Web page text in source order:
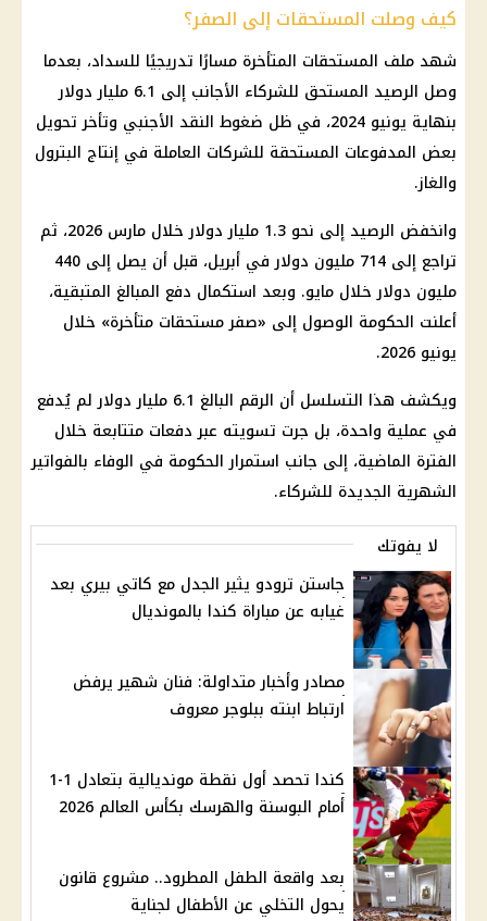
كيف وصلت المستحقات إلى الصفر؟
شهد ملف المستحقات المتأخرة مسارًا تدريجيًا للسداد، بعدما
وصل الرصيد المستحق للشركاء الأجانب إلى 6.1 مليار دولار
بنهاية يونيو 2024، في ظل ضغوط النقد الأجنبي وتأخر تحويل
بعض المدفوعات المستحقة للشركات العاملة في إنتاج البترول
والغاز.
وانخفض الرصيد إلى نحو 1.3 مليار دولار خلال مارس 2026، ثم
تراجع إلى 714 مليون دولار في أبريل، قبل أن يصل إلى 440
مليون دولار خلال مايو. وبعد استكمال دفع المبالغ المتبقية،
أعلنت الحكومة الوصول إلى «صفر مستحقات متأخرة» خلال
يونيو 2026.
ويكشف هذا التسلسل أن الرقم البالغ 6.1 مليار دولار لم يُدفع
في عملية واحدة، بل جرت تسويته عبر دفعات متتابعة خلال
الفترة الماضية، إلى جانب استمرار الحكومة في الوفاء بالفواتير
الشهرية الجديدة للشركاء.
لا يفوتك
جاستن ترودو يثير الجدل مع كاتي بيري بعد
غيابه عن مباراة كندا بالمونديال
مصادر وأخبار متداولة: فنان شهير يرفض
ارتباط ابنته ببلوجر معروف
كندا تحصد أول نقطة مونديالية بتعادل 1-1
أمام البوسنة والهرسك بكأس العالم 2026
بعد واقعة الطفل المطرود.. مشروع قانون
يحول التخلي عن الأطفال لجناية